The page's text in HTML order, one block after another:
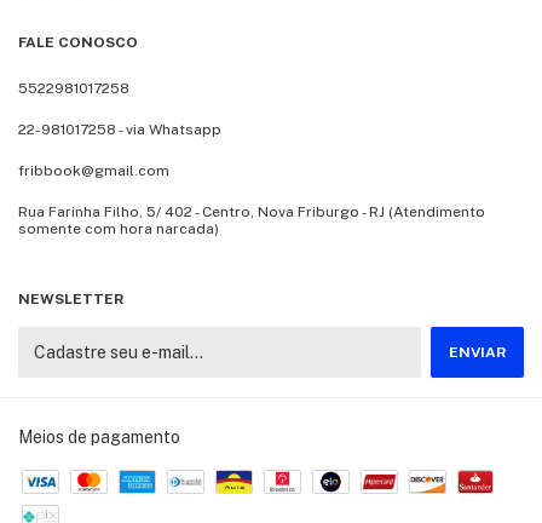
FALE CONOSCO
5522981017258
22-981017258 - via Whatsapp
fribbook@gmail.com
Rua Farinha Filho, 5/ 402 - Centro, Nova Friburgo - RJ (Atendimento
somente com hora narcada)
NEWSLETTER
Meios de pagamento